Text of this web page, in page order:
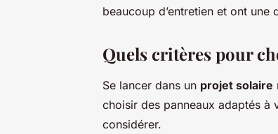
beaucoup d’entretien et ont une
Quels critères pour
Se lancer dans un projet solaire
choisir des panneaux adaptés à
considérer.